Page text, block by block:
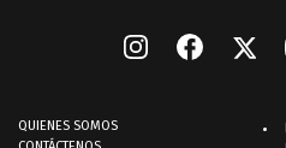
QUIENES SOMOS